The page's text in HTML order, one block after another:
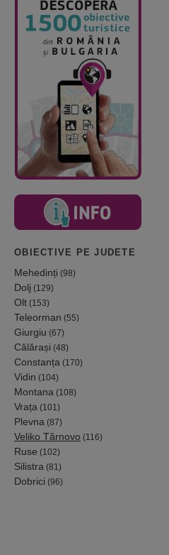
OBIECTIVE PE JUDETE
Mehedinți (98)
Dolj (129)
Olt (153)
Teleorman (55)
Giurgiu (67)
Călărași (48)
Constanța (170)
Vidin (104)
Montana (108)
Vrața (101)
Plevna (87)
Veliko Tărnovo (116)
Ruse (102)
Silistra (81)
Dobrici (96)